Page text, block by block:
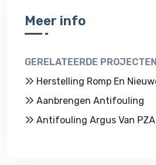
Meer info
GERELATEERDE PROJECTEN
Herstelling Romp En
Aanbrengen Antifouling
Antifouling Argus Van PZA